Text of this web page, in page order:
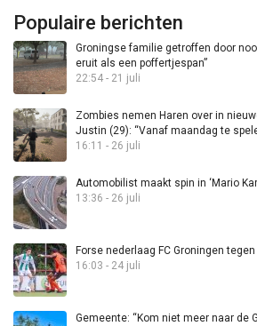
Populaire berichten
Groningse familie getroffen door
eruit als een poffertjespan”
22:54 - 21 juli
Zombies nemen Haren over in
Justin (29): “Vanaf maandag te
16:11 - 26 juli
Automobilist maakt spin in ‘Mario
13:36 - 26 juli
Forse nederlaag FC Groningen
16:03 - 24 juli
Gemeente: “Kom niet meer naar de